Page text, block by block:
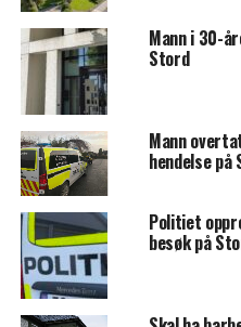
Mann i 30-
Stord
Mann
hendelse på
Politiet
besøk på